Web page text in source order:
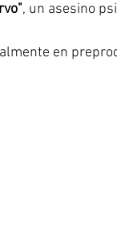
, un asesino
en